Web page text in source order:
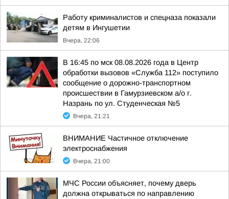
Работу криминалистов и спецназа показали
детям в Ингушетии
Вчера, 22:06
В 16:45 по мск 08.08.2026 года в Центр
обработки вызовов «Служба 112» поступило
сообщение о дорожно-транспортном
происшествии в Гамурзиевском а/о г.
Назрань по ул. Студенческая №5
Вчера, 21:21
ВНИМАНИЕ Частичное отключение
электроснабжения
Вчера, 21:00
МЧС России объясняет, почему дверь
должна открываться по направлению